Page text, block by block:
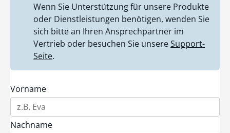
Wenn Sie Unterstützung für unsere Produkte
oder Dienstleistungen benötigen, wenden Sie
sich bitte an Ihren Ansprechpartner im
Vertrieb oder besuchen Sie unsereSupport-
Seite.
Vorname
Nachname